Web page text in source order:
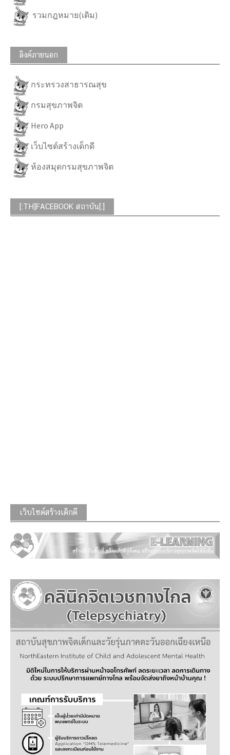
รวมกฎหมาย(เดิม)
ลิงค์ภายนอก
กระทรวงสาธารณสุข
กรมสุขภาพจิต
Hero App
เว็บไซต์สร้างเด็กดี
ห้องสมุดกรมสุขภาพจิต
[:TH]FACEBOOK สถาบัน[:]
เว็บไซต์สร้างเด็กดี